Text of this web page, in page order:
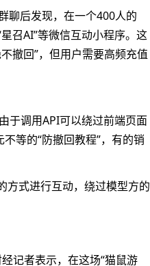
聊后发现，在一个400人的
召AI”等微信互动小程序。这
撤回”，但用户需要高频充值